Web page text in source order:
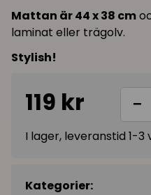
Mattan är 44 x 38 cm
laminat eller trägolv.
Stylish!
119 kr −
I lager, leveranstid 1-3
Kategorier: